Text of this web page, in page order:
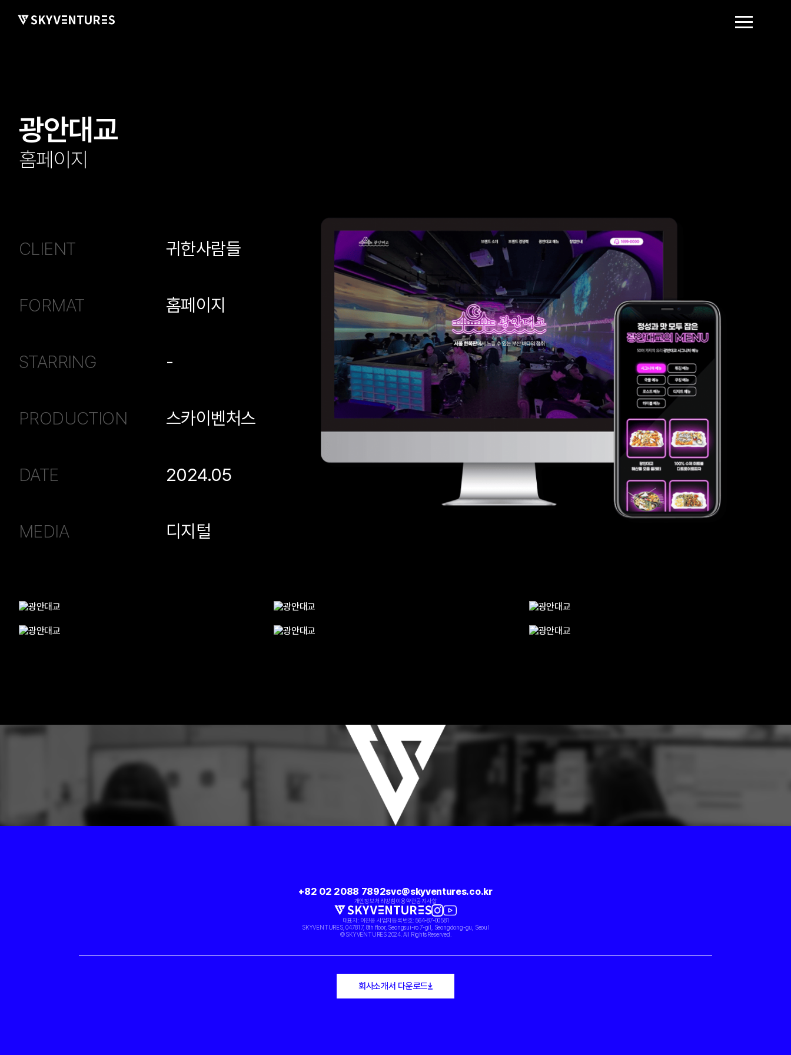
광안대교
홈페이지
CLIENT 귀한사람들
FORMAT 홈페이지
STARRING -
PRODUCTION 스카이벤처스
DATE 2024.05
MEDIA 디지털
+82 02 2088 7892svc@skyventures.co.kr
개인정보처리방침이용약관공지사항
대표자: 이진웅 사업자등록번호: 564-87-00581
SKYVENTURES, 04781 7, 8th floor, Seongsui-ro 7-gil, Seongdong-gu, Seoul
© SKYVENTURES 2024. All Rights Reserved.
회사소개서 다운로드